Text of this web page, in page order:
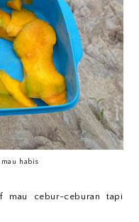
habis
mau cebur-ceburan tapi